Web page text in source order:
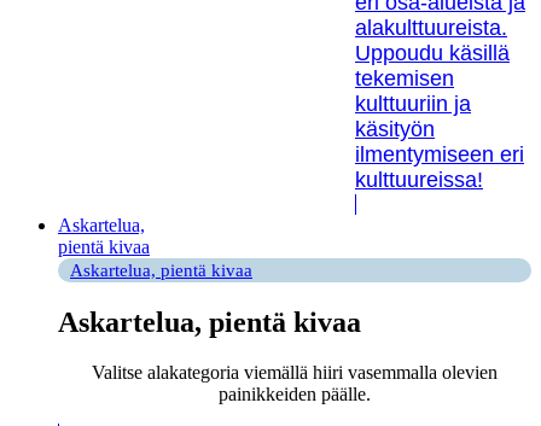
alakulttuureista.
Uppoudu käsillä
tekemisen
kulttuuriin ja
käsityön
ilmentymiseen eri
kulttuureissa!
Askartelua,
pientä kivaa
Askartelua, pientä kivaa
Askartelua, pientä kivaa
Valitse alakategoria viemällä hiiri vasemmalla olevien
painikkeiden päälle.